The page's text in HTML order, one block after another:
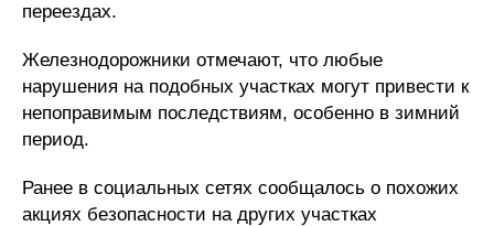
переездах.
Железнодорожники отмечают, что любые
нарушения на подобных участках могут привести к
непоправимым последствиям, особенно в зимний
период.
Ранее в социальных сетях сообщалось о похожих
акциях безопасности на других участках